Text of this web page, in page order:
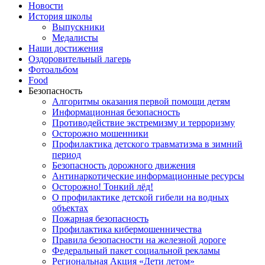
Новости
История школы
Выпускники
Медалисты
Наши достижения
Оздоровительный лагерь
Фотоальбом
Food
Безопасность
Алгоритмы оказания первой помощи детям
Информационная безопасность
Противодействие экстремизму и терроризму
Осторожно мошенники
Профилактика детского травматизма в зимний
период
Безопасность дорожного движения
Антинаркотические информационные ресурсы
Осторожно! Тонкий лёд!
О профилактике детской гибели на водных
объектах
Пожарная безопасность
Профилактика кибермошенничества
Правила безопасности на железной дороге
Федеральный пакет социальной рекламы
Региональная Акция «Дети летом»